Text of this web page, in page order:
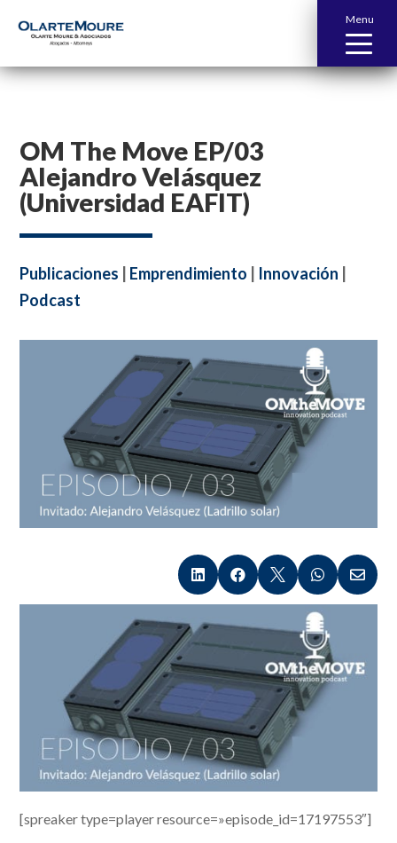
Menu
OM The Move EP/03
Alejandro Velásquez
(Universidad EAFIT)
Publicaciones Emprendimiento Innovación
Podcast
    
[spreaker type=player resource=»episode_id=17197553″]